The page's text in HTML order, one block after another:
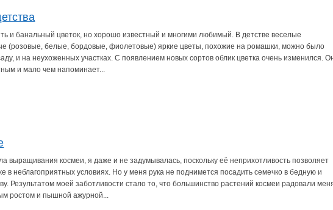
и банальный цветок, но хорошо известный и многими любимый. В детстве веселые
(розовые, белые, бордовые, фиолетовые) яркие цветы, похожие на ромашки, можно было
и на неухоженных участках. С появлением новых сортов облик цветка очень изменился.
и мало чем напоминает...
выращивания космеи, я даже и не задумывалась, поскольку её неприхотливость позволяет
в неблагоприятных условиях. Но у меня рука не поднимется посадить семечко в бедную и
Результатом моей заботливости стало то, что большинство растений космеи радовали
ростом и пышной ажурной...